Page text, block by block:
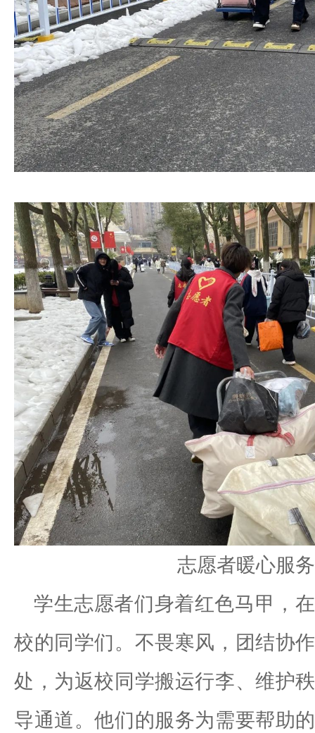
志愿者暖心服务
学生志愿者们身着红色马甲，
校的同学们。 不畏寒风，团结协
处，为返校同学搬运行李、维护
导通道。他们的服务为需要帮助